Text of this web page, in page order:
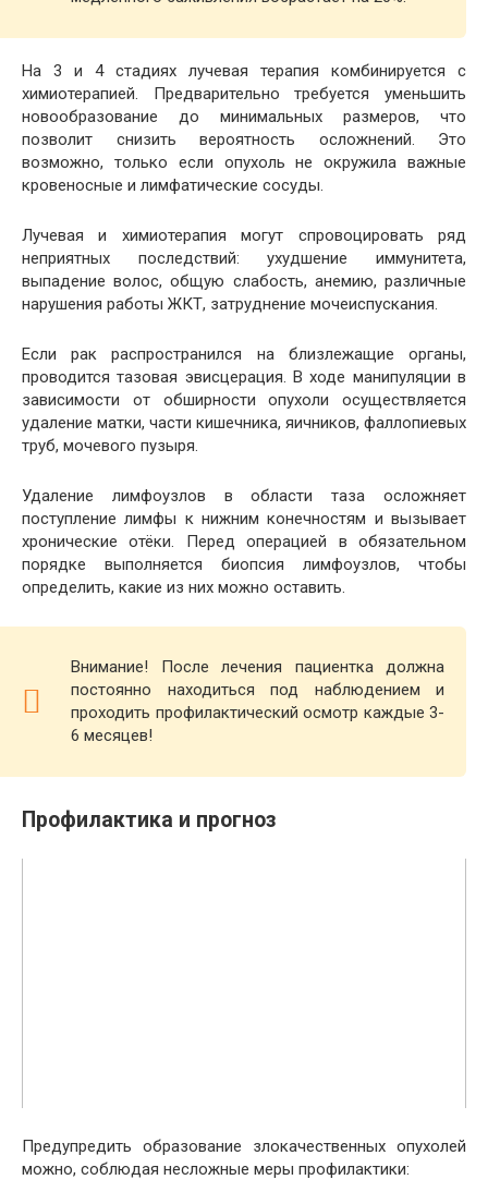
На 3 и 4 стадиях лучевая терапия комбинируется с
химиотерапией. Предварительно требуется уменьшить
новообразование до минимальных размеров, что
позволит снизить вероятность осложнений. Это
возможно, только если опухоль не окружила важные
кровеносные и лимфатические сосуды.
Лучевая и химиотерапия могут спровоцировать ряд
неприятных последствий: ухудшение иммунитета,
выпадение волос, общую слабость, анемию, различные
нарушения работы ЖКТ, затруднение мочеиспускания.
Если рак распространился на близлежащие органы,
проводится тазовая эвисцерация. В ходе манипуляции в
зависимости от обширности опухоли осуществляется
удаление матки, части кишечника, яичников, фаллопиевых
труб, мочевого пузыря.
Удаление лимфоузлов в области таза осложняет
поступление лимфы к нижним конечностям и вызывает
хронические отёки. Перед операцией в обязательном
порядке выполняется биопсия лимфоузлов, чтобы
определить, какие из них можно оставить.
Внимание! После лечения пациентка должна
постоянно находиться под наблюдением и
проходить профилактический осмотр каждые 3-
6 месяцев!
Профилактика и прогноз
Предупредить образование злокачественных опухолей
можно, соблюдая несложные меры профилактики: